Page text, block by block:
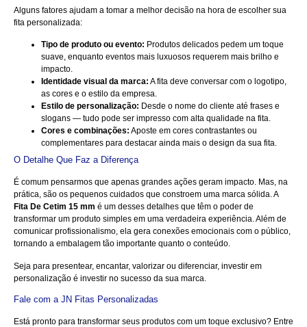
Alguns fatores ajudam a tomar a melhor decisão na hora de escolher sua
fita personalizada:
Tipo de produto ou evento: Produtos delicados pedem um toque
suave, enquanto eventos mais luxuosos requerem mais brilho e
impacto.
Identidade visual da marca: A fita deve conversar com o logotipo,
as cores e o estilo da empresa.
Estilo de personalização: Desde o nome do cliente até frases e
slogans — tudo pode ser impresso com alta qualidade na fita.
Cores e combinações: Aposte em cores contrastantes ou
complementares para destacar ainda mais o design da sua fita.
O Detalhe Que Faz a Diferença
É comum pensarmos que apenas grandes ações geram impacto. Mas, na
prática, são os pequenos cuidados que constroem uma marca sólida. A
Fita De Cetim 15 mm é um desses detalhes que têm o poder de
transformar um produto simples em uma verdadeira experiência. Além de
comunicar profissionalismo, ela gera conexões emocionais com o público,
tornando a embalagem tão importante quanto o conteúdo.
Seja para presentear, encantar, valorizar ou diferenciar, investir em
personalização é investir no sucesso da sua marca.
Fale com a JN Fitas Personalizadas
Está pronto para transformar seus produtos com um toque exclusivo? Entre